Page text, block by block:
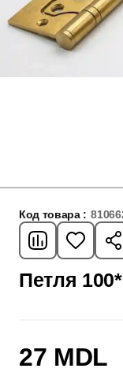
Код товара :
Петля
27 MDL